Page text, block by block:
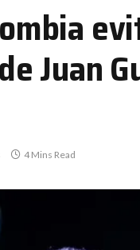
Juan
4 Mins Read